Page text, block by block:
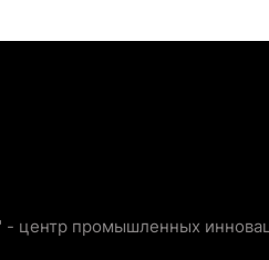
центр промышленных